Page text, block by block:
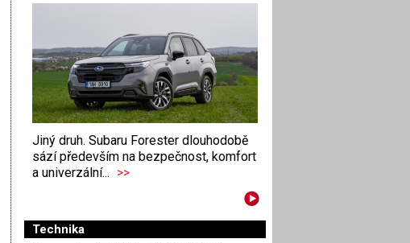
Jiný druh. Subaru Forester dlouhodobě
sází především na bezpečnost, komfort
a univerzální... >>
Technika